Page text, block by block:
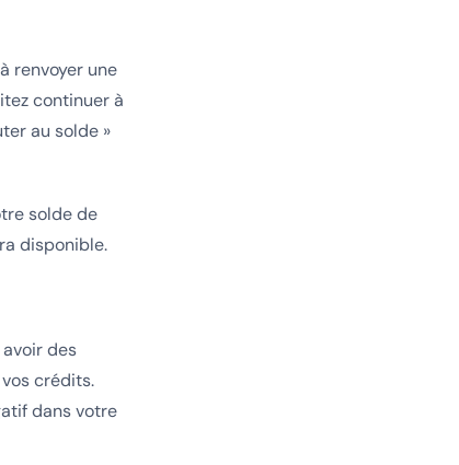
renvoyer une
continuer à
au solde »
solde de
disponible.
des
crédits.
dans votre